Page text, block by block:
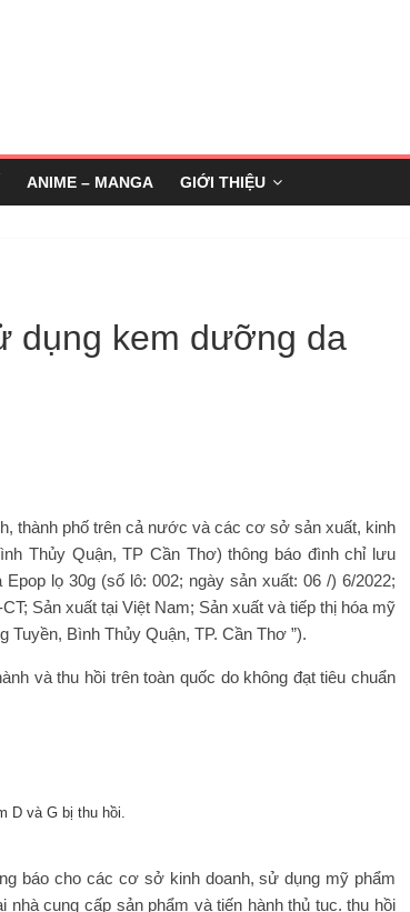
ANIME – MANGA GIỚI THIỆU
dụng kem dưỡng da
thành phố trên cả nước và các cơ sở sản xuất, kinh
Thủy Quận, TP Cần Thơ) thông báo đình chỉ lưu
lọ 30g (số lô: 002; ngày sản xuất: 06 /) 6/2022;
Sản xuất tại Việt Nam; Sản xuất và tiếp thị hóa mỹ
Bình Thủy Quận, TP. Cần Thơ ”).
và thu hồi trên toàn quốc do không đạt tiêu chuẩn
D và G bị thu hồi.
báo cho các cơ sở kinh doanh, sử dụng mỹ phẩm
cung cấp sản phẩm và tiến hành thủ tục. thu hồi